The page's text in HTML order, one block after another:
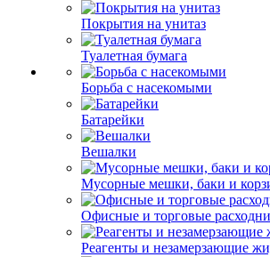
Покрытия на унитаз
Туалетная бумага
Борьба с насекомыми
Батарейки
Вешалки
Мусорные мешки, баки и
Офисные и торговые
Реагенты и незамерзающие